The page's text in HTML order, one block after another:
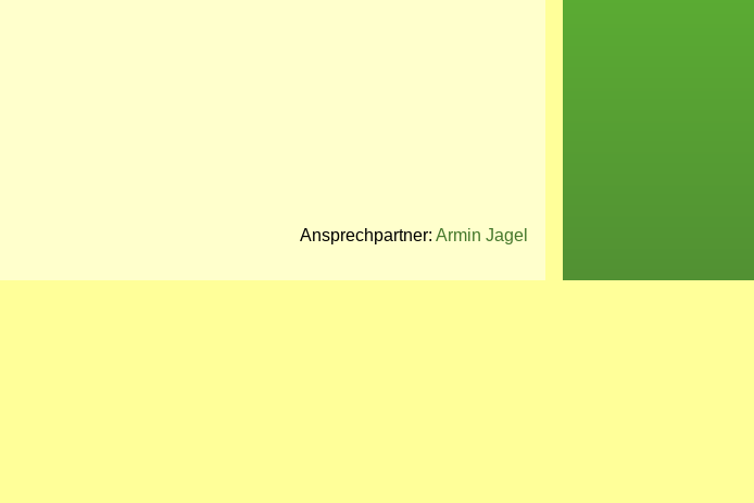
Ansprechpartner: Armin Jagel